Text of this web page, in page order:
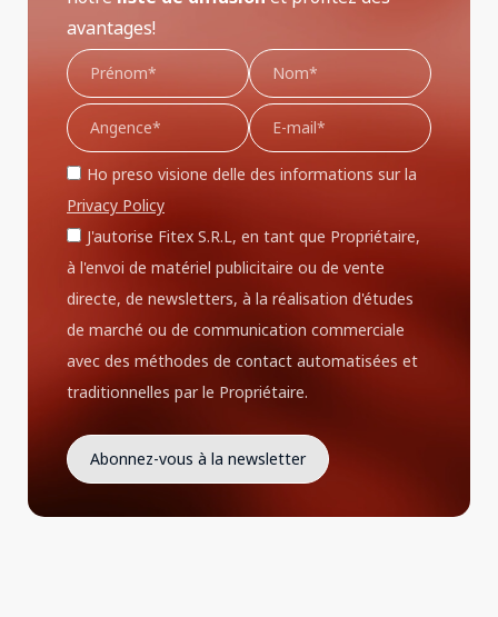
avantages!
Ho preso visione delle des informations sur la
Privacy Policy
J'autorise Fitex S.R.L, en tant que Propriétaire,
à l'envoi de matériel publicitaire ou de vente
directe, de newsletters, à la réalisation d'études
de marché ou de communication commerciale
avec des méthodes de contact automatisées et
traditionnelles par le Propriétaire.